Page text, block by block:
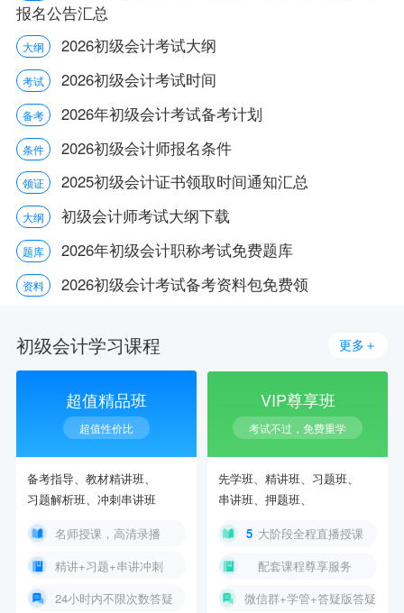
报名公告汇总
大纲 2026初级会计考试大纲
考试 2026初级会计考试时间
备考 2026年初级会计考试备考计划
条件 2026初级会计师报名条件
领证 2025初级会计证书领取时间通知汇总
大纲 初级会计师考试大纲下载
题库 2026年初级会计职称考试免费题库
资料 2026初级会计考试备考资料包免费领
初级会计学习课程 更多＋
超值精品班
超值性价比
备考指导、 教材精讲班、
习题解析班、 冲刺串讲班
名师授课，高清录播
精讲+习题+串讲冲刺
24小时内不限次数答疑
VIP尊享班
考试不过，免费重学
先学班、 精讲班、 习题班、
串讲班、 押题班、
5 大阶段全程直播授课
配套课程尊享服务
微信群+学管+答疑版答疑